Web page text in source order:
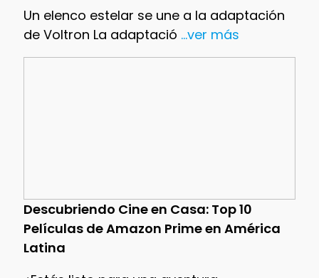
Un elenco estelar se une a la adaptación
de Voltron La adaptació ...ver más
Descubriendo Cine en Casa: Top 10
Películas de Amazon Prime en América
Latina